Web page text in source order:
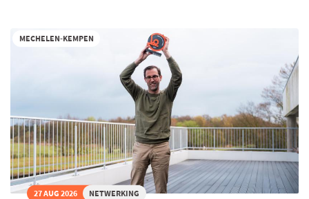
MECHELEN-KEMPEN
27 AUG 2026 NETWERKING